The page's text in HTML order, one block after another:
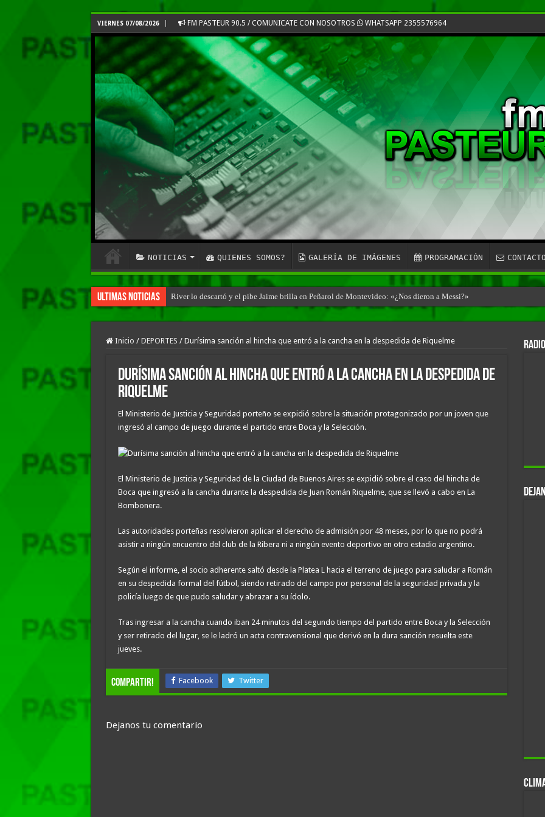
VIERNES 07/08/2026 FM PASTEUR 90.5 / COMUNICATE CON NOSOTROS WHATSAPP 2355576964
NOTICIAS QUIENES SOMOS? GALERÍA DE IMÁGENES PROGRAMACIÓN
Ultimas Noticias River lo descartó y el pibe Jaime brilla en Peñarol de Montevideo: «¿Nos dieron a Messi?»
Inicio / DEPORTES / Durísima sanción al hincha que entró a la cancha en la despedida de Riquelme
Durísima sanción al hincha que entró a la cancha en la despedida de
Riquelme
El Ministerio de Justicia y Seguridad porteño se expidió sobre la situación protagonizado por un joven que
ingresó al campo de juego durante el partido entre Boca y la Selección.
El Ministerio de Justicia y Seguridad de la Ciudad de Buenos Aires se expidió sobre el caso del hincha de
Boca que ingresó a la cancha durante la despedida de Juan Román Riquelme, que se llevó a cabo en La
Bombonera.
Las autoridades porteñas resolvieron aplicar el derecho de admisión por 48 meses, por lo que no podrá
asistir a ningún encuentro del club de la Ribera ni a ningún evento deportivo en otro estadio argentino.
Según el informe, el socio adherente saltó desde la Platea L hacia el terreno de juego para saludar a Román
en su despedida formal del fútbol, siendo retirado del campo por personal de la seguridad privada y la
policía luego de que pudo saludar y abrazar a su ídolo.
Tras ingresar a la cancha cuando iban 24 minutos del segundo tiempo del partido entre Boca y la Selección
y ser retirado del lugar, se le ladró un acta contravensional que derivó en la dura sanción resuelta este
jueves.
compartir! Facebook Twitter
Dejanos tu comentario